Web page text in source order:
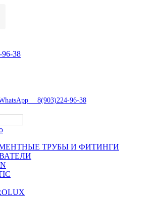
96-38
8(903)224-96-38
ТРУБЫ И ФИТИНГИ